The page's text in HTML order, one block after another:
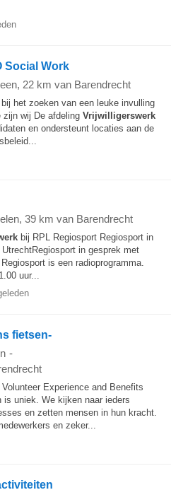
Social Work
, 22 km van Barendrecht
het zoeken van een leuke invulling
zijn wij De afdeling Vrijwilligerswerk
en ondersteunt locaties aan de
, 39 km van Barendrecht
bij RPL Regiosport Regiosport in
in gesprek met
is een radioprogramma.
uur...
fietsen-
-
Experience and Benefits
is uniek. We kijken naar ieders
en zetten mensen in hun kracht.
en zeker...